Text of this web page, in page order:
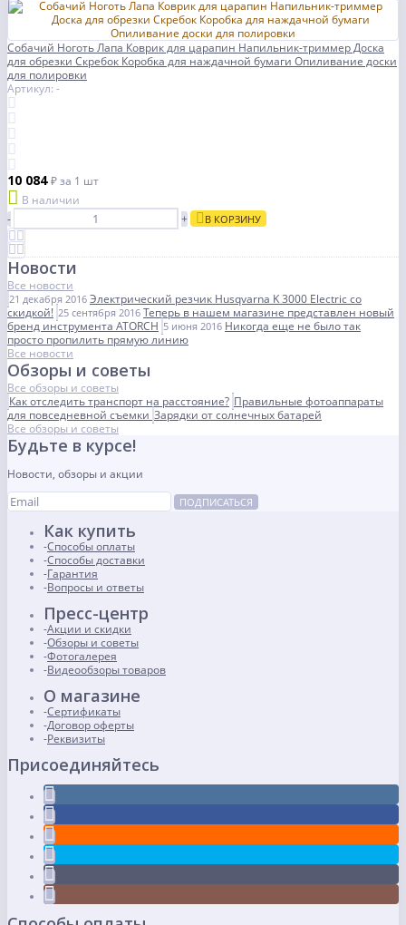
Собачий Ноготь Лапа Коврик для царапин Напильник-триммер Доска
для обрезки Скребок Коробка для наждачной бумаги Опиливание доски
для полировки
Артикул: -
10 084₽за 1 шт
В наличии
-
+ В КОРЗИНУ
Новости
Все новости
21 декабря 2016 Электрический резчик Husqvarna K 3000 Electric со
скидкой! 25 сентября 2016 Теперь в нашем магазине представлен новый
бренд инструмента ATORCH 5 июня 2016 Никогда еще не было так
просто пропилить прямую линию
Все новости
Обзоры и советы
Все обзоры и советы
Как отследить транспорт на расстояние? Правильные фотоаппараты
для повседневной съемки Зарядки от солнечных батарей
Все обзоры и советы
Будьте в курсе!
Новости, обзоры и акции
ПОДПИСАТЬСЯ
Как купить
Способы оплаты
Способы доставки
Гарантия
Вопросы и ответы
Пресс-центр
Акции и скидки
Обзоры и советы
Фотогалерея
Видеообзоры товаров
О магазине
Сертификаты
Договор оферты
Реквизиты
Присоединяйтесь